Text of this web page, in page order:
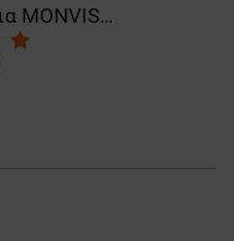
Δερμάτινα παπούτσια MONVISO O2 SRC